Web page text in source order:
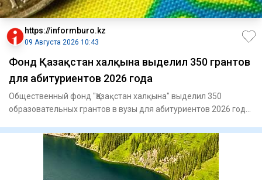
https://informburo.kz
09 Августа 2026 10:43
Фонд Қазақстан халқына выделил 350 грантов
для абитуриентов 2026 года
Общественный фонд "Қазақстан халқына" выделил 350
образовательных грантов в вузы для абитуриентов 2026 года,